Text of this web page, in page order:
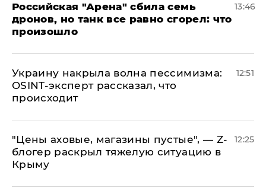
​Российская "Арена" сбила семь
дронов, но танк все равно сгорел: что
произошло
13:46
​Украину накрыла волна пессимизма:
OSINT-эксперт рассказал, что
происходит
12:51
​"Цены аховые, магазины пустые", — Z-
блогер раскрыл тяжелую ситуацию в
Крыму
12:25